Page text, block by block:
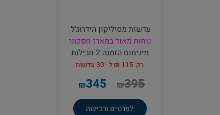
עדשות מסיליקון הידרוג'ל
נוחות מאודבמארז חסכוני
מינימום הזמנה 2 חבילות
רק 115 ₪ ל - 30 עדשות
₪395
₪345
לפרטים ורכישה